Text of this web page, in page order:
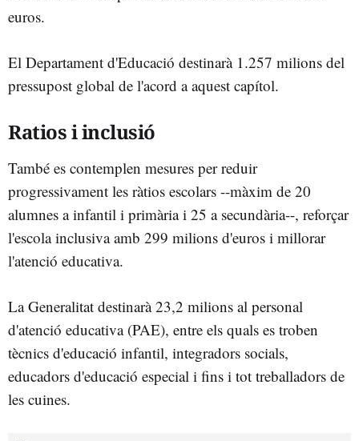
euros.
El Departament d'Educació destinarà 1.257 milions del
pressupost global de l'acord a aquest capítol.
Ratios i inclusió
També es contemplen mesures per reduir
progressivament les ràtios escolars --màxim de 20
alumnes a infantil i primària i 25 a secundària--, reforçar
l'escola inclusiva amb 299 milions d'euros i millorar
l'atenció educativa.
La Generalitat destinarà 23,2 milions al personal
d'atenció educativa (PAE), entre els quals es troben
tècnics d'educació infantil, integradors socials,
educadors d'educació especial i fins i tot treballadors de
les cuines.